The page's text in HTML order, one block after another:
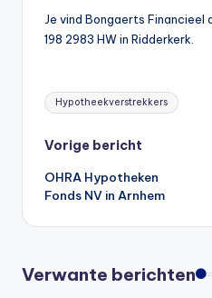
Je vind Bongaerts Financieel
198 2983 HW in Ridderkerk.
Tags:
Hypotheekverstrekkers
Bericht
navigatie
Vorige bericht
OHRA Hypotheken
Fonds NV in Arnhem
Verwante berichten